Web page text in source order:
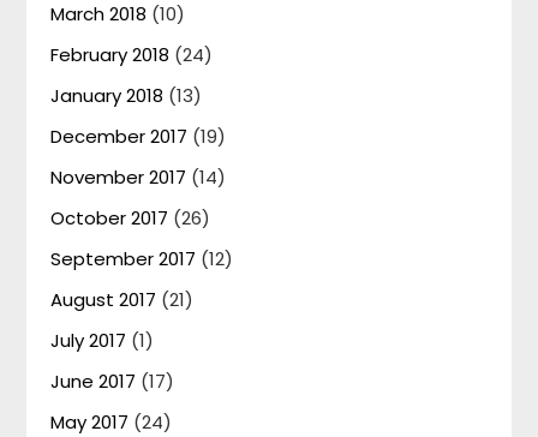
March 2018 (10)
February 2018 (24)
January 2018 (13)
December 2017 (19)
November 2017 (14)
October 2017 (26)
September 2017 (12)
August 2017 (21)
July 2017 (1)
June 2017 (17)
May 2017 (24)